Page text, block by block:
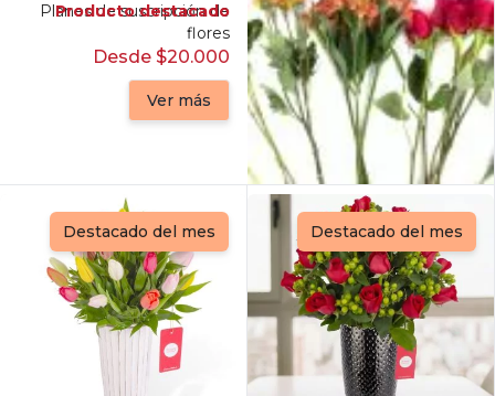
Producto destacado
Planes de suscripción de
flores
Desde $20.000
Ver más
Destacado del mes Destacado del mes